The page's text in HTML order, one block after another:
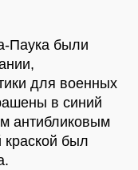
Паука были
для военных
в синий
антибликовым
краской был